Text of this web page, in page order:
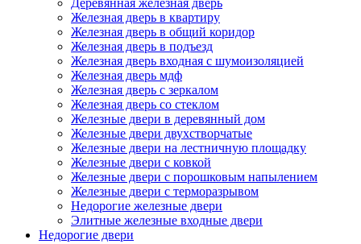
Деревянная железная дверь
Железная дверь в квартиру
Железная дверь в общий коридор
Железная дверь в подъезд
Железная дверь входная с шумоизоляцией
Железная дверь мдф
Железная дверь с зеркалом
Железная дверь со стеклом
Железные двери в деревянный дом
Железные двери двухстворчатые
Железные двери на лестничную площадку
Железные двери с ковкой
Железные двери с порошковым напылением
Железные двери с терморазрывом
Недорогие железные двери
Элитные железные входные двери
Недорогие двери